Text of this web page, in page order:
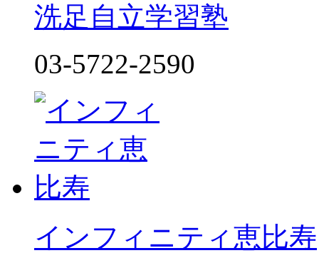
洗足自立学習塾
03-5722-2590
インフィニティ恵比寿